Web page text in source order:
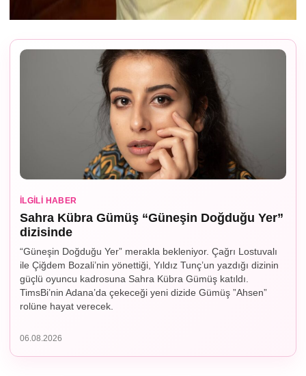
İLGILI HABER
Sahra Kübra Gümüş “Güneşin Doğduğu Yer”
dizisinde
“Güneşin Doğduğu Yer” merakla bekleniyor. Çağrı Lostuvalı
ile Çiğdem Bozali’nin yönettiği, Yıldız Tunç’un yazdığı dizinin
güçlü oyuncu kadrosuna Sahra Kübra Gümüş katıldı.
TimsBi’nin Adana’da çekeceği yeni dizide Gümüş ”Ahsen”
rolüne hayat verecek.
06.08.2026